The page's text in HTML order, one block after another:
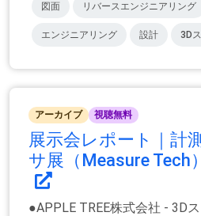
図面 リバースエンジニアリング
エンジニアリング 設計 3D
アーカイブ 視聴無料
展示会レポート｜計
サ展（Measure Tech
●APPLE TREE株式会社 - 3D